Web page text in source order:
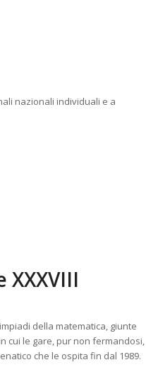
nazionali individuali e a
della matematica, giunte
cui le gare, pur non fermandosi,
che le ospita fin dal 1989.